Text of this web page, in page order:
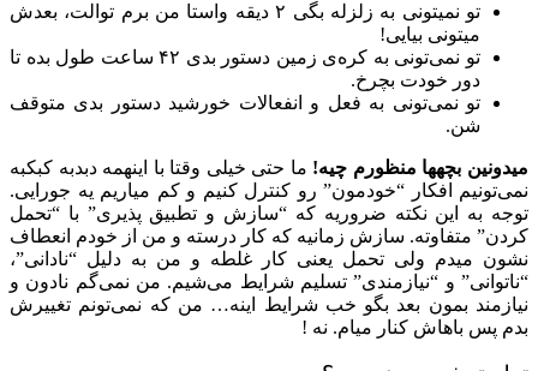
تو نمیتونی به زلزله بگی ۲ دیقه واستا من برم توالت، بعدش
میتونی بیایی!
تو نمی‌تونی به کره‌ی زمین دستور بدی ۴۲ ساعت طول بده تا
دور خودت بچرخ.
تو نمی‌تونی به فعل و انفعالات خورشید دستور بدی متوقف
شن.
میدونین بچهها منظورم چیه! ما حتی خیلی وقتا با اینهمه دبدبه کبکبه
نمی‌تونیم افکار “خودمون” رو کنترل کنیم و کم میاریم یه جورایی.
توجه به این نکته ضروریه که “سازش و تطبیق پذیری” با “تحمل
کردن” متفاوته. سازش زمانیه که کار درسته و من از خودم انعطاف
نشون میدم ولی تحمل یعنی کار غلطه و من به دلیل “نادانی”،
“ناتوانی” و “نیازمندی” تسلیم شرایط می‌شیم. من نمی‌گم نادون و
نیازمند بمون بعد بگو خب شرایط اینه… من که نمی‌تونم تغییرش
بدم پس باهاش کنار میام. نه !